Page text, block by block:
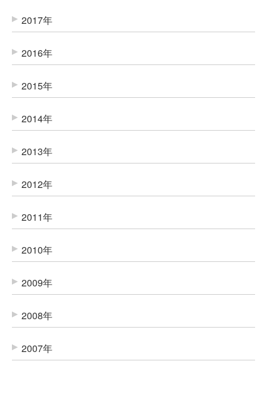
2017年
2016年
2015年
2014年
2013年
2012年
2011年
2010年
2009年
2008年
2007年